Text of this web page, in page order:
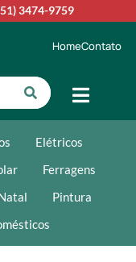
3474-9759
HomeContato
Elétricos
Ferragens
Pintura